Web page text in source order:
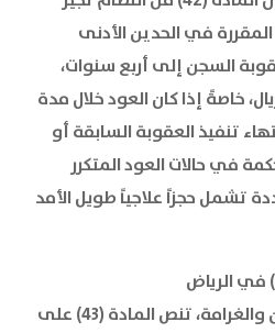
في الحدين الأدنى
السجن إلى أربع سنوات،
خاصةً إذا كان العود خلال مدة
تنفيذ العقوبة السابقة أو
في حالات العود المتكرر
تشمل حجزاً علاجياً طويل الأمد
إضافةً إلى عقوبتي السجن والغرامة، تنص المادة (43) على